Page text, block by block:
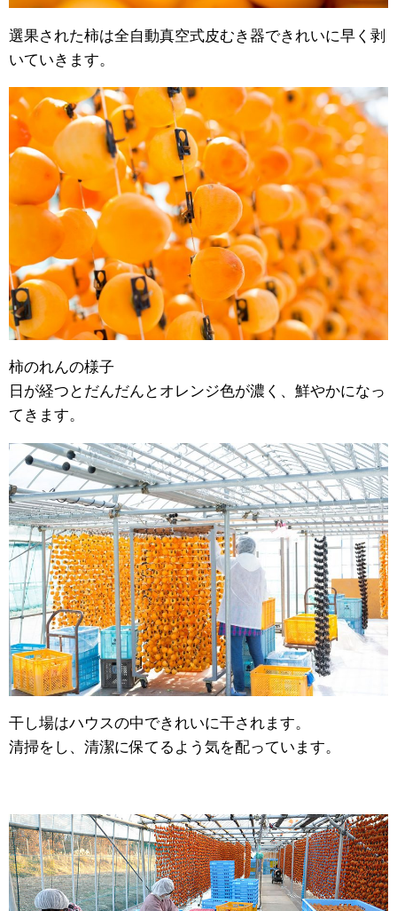
選果された柿は全自動真空式皮むき器できれいに早く剥
いていきます。
柿のれんの様子
日が経つとだんだんとオレンジ色が濃く、鮮やかになっ
てきます。
干し場はハウスの中できれいに干されます。
清掃をし、清潔に保てるよう気を配っています。